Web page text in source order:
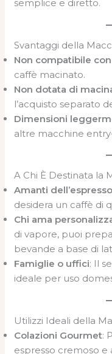
semplice e diretto.
Svantaggi della
Non compatibile
caffè macinato.
Non dotata di
l’acquisto separato
Dimensioni
altre macchine
A Chi È Destinata la
Amanti
desidera un caffè di
Chi ama
di vapore, puoi
bevande a base di
Famiglie o uffici: Il
ideale per uso
Utilizzi Ideali della
Colazioni Gourmet:
espresso cremoso